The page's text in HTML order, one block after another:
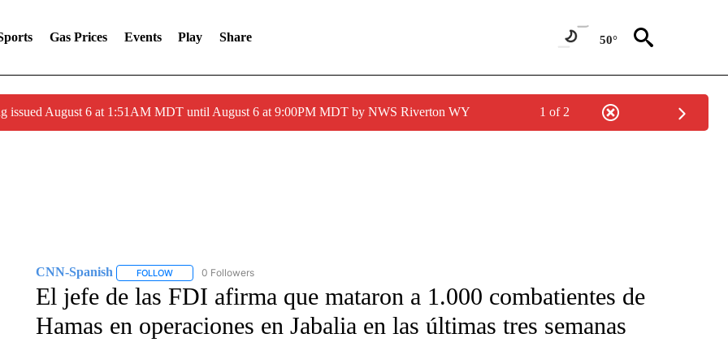
Gas Prices Events Play Share 50°
issued August 6 at 1:51AM MDT until August 6 at 9:00PM MDT by NWS Riverton WY 1 of 2
CNN-Spanish FOLLOWFOLLOW "CNN-SPANISH" TO RECEIVE NOTIFICATIONS ABOUT NEW PAGES ON "CNN-SPANISH".
0 Followers
El jefe de las FDI afirma que mataron a 1.000 combatientes de
Hamas en operaciones en Jabalia en las últimas tres semanas